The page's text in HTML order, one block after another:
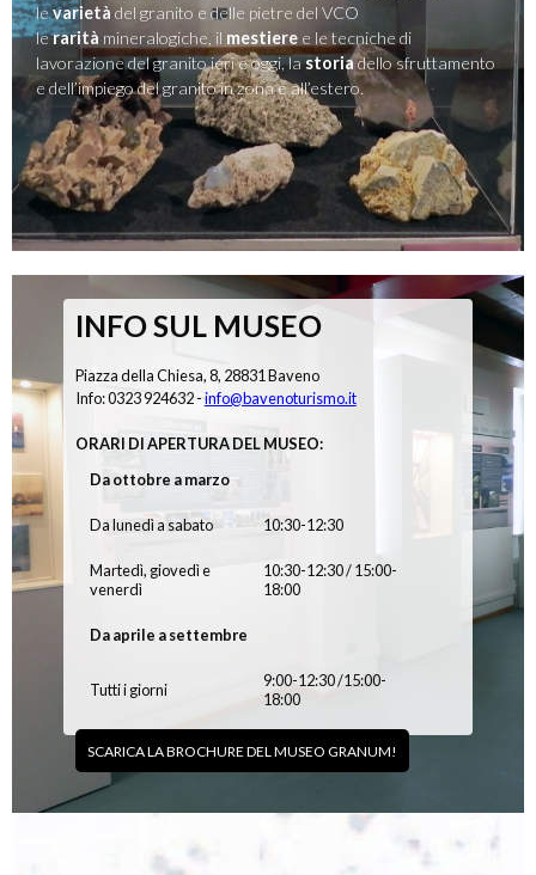
levarietà del granito e delle pietre del VCO
lerarità mineralogiche, il mestiere e le tecniche di
lavorazione del granito ieri e oggi, lastoriadello sfruttamento
e dell’impiego del granito in zona e all’estero.
INFO SUL MUSEO
Piazza della Chiesa, 8, 28831 Baveno
Info: 0323 924632 -info@bavenoturismo.it
ORARI DI APERTURA DEL MUSEO:
Da ottobre a marzo
Da lunedì a sabato 10:30-12:30
Martedì, giovedì e
venerdì
10:30-12:30 / 15:00-
18:00
Da aprile a settembre
Tutti i giorni
9:00-12:30 /15:00-
18:00
SCARICA LA BROCHURE DEL MUSEO GRANUM!